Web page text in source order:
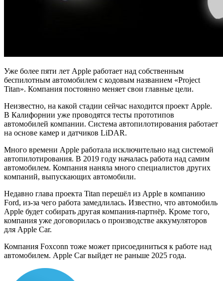
Уже более пяти лет Apple работает над собственным
беспилотным автомобилем с кодовым названием «Project
Titan». Компания постоянно меняет свои главные цели.
Неизвестно, на какой стадии сейчас находится проект Apple.
В Калифорнии уже проводятся тесты прототипов
автомобилей компании. Система автопилотирования работает
на основе камер и датчиков LiDAR.
Много времени Apple работала исключительно над системой
автопилотирования. В 2019 году началась работа над самим
автомобилем. Компания наняла много специалистов других
компаний, выпускающих автомобили.
Недавно глава проекта Titan перешёл из Apple в компанию
Ford, из-за чего работа замедлилась. Известно, что автомобиль
Apple будет собирать другая компания-партнёр. Кроме того,
компания уже договорилась о производстве аккумуляторов
для Apple Car.
Компания Foxconn тоже может присоединиться к работе над
автомобилем. Apple Car выйдет не раньше 2025 года.